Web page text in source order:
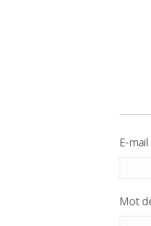
E-mail
Mot